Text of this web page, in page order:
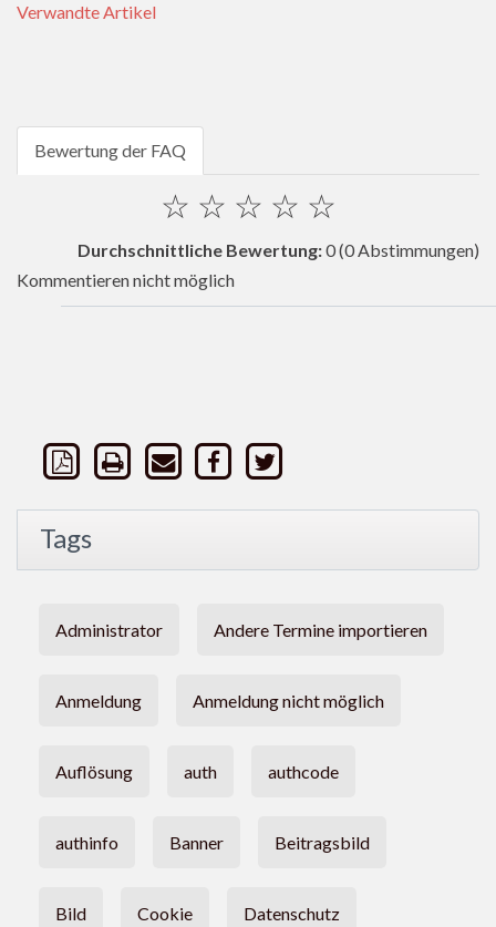
Verwandte Artikel
Bewertung der FAQ
☆
☆
☆
☆
☆
Durchschnittliche Bewertung:0(0 Abstimmungen)
Kommentieren nicht möglich
Tags
Administrator Andere Termine importieren
Anmeldung Anmeldung nicht möglich
Auflösung auth authcode
authinfo Banner Beitragsbild
Bild Cookie Datenschutz